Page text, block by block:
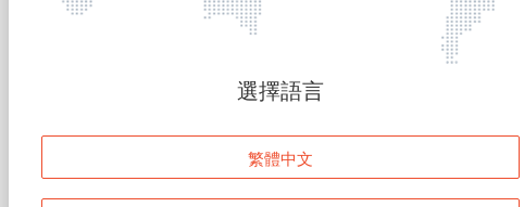
頁面無法顯示
登入
選擇語言
繁體中文